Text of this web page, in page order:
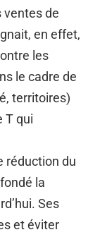
ventes de
en effet,
les
le cadre de
territoires)
T qui
réduction du
la
Ses
et éviter